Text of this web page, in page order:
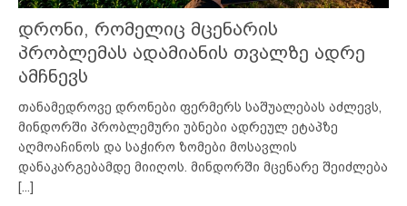
დრონი, რომელიც მცენარის
პრობლემას ადამიანის თვალზე ადრე
ამჩნევს
თანამედროვე დრონები ფერმერს საშუალებას აძლევს,
მინდორში პრობლემური უბნები ადრეულ ეტაპზე
აღმოაჩინოს და საჭირო ზომები მოსავლის
დანაკარგებამდე მიიღოს. მინდორში მცენარე შეიძლება
[...]